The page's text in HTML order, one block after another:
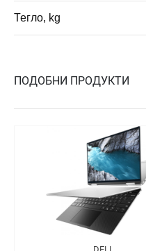
Тегло, kg
ПОДОБНИ ПРОДУКТИ